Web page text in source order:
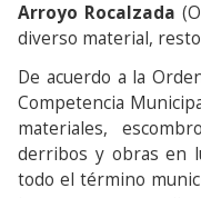
Arroyo Rocalzada
diverso material,
De acuerdo a la
Competencia
materiales,
derribos y obras en
todo el término